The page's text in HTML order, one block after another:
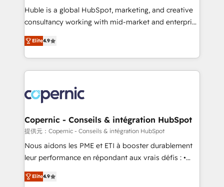
Get your sales team fully using HubSpot • Track
pipeline and revenue across the entire buyer journey
growth • Create content and videos that attract
buyers • Use AI to scale smarter Our coaching-led
lasts. So if you're ready to become the most trusted
voice in your market, let’s talk.
Huble is a global HubSpot, marketing, and creative
consultancy working with mid-market and enterprise
businesses. We go beyond implementation, shaping
the strategy, processes, and teams that turn
HubSpot into a genuine growth engine. Named
HubSpot's Global Partner of the Year in 2024,
worldwide, and with over 15 years in the ecosystem,
Huble has built a track record that speaks for itself.
One company, one operating model, delivering
across offices and consulting teams in the UK, USA,
Canada, Germany, France, Belgium, Singapore, and
South Africa. Certified compliant with ISO/IEC
international offices and 175+ employees.
Elite4.9
Copernic - Conseils & intégration HubSpot
提供元：Copernic - Conseils & intégration HubSpot
Nous aidons les PME et ETI à booster durablement
leur performance en répondant aux vrais défis : •
Intégration de HubSpot avec d’autres outils (ERP,
téléphonie, etc.) • Alignement des équipes grâce à un
Elite4.9